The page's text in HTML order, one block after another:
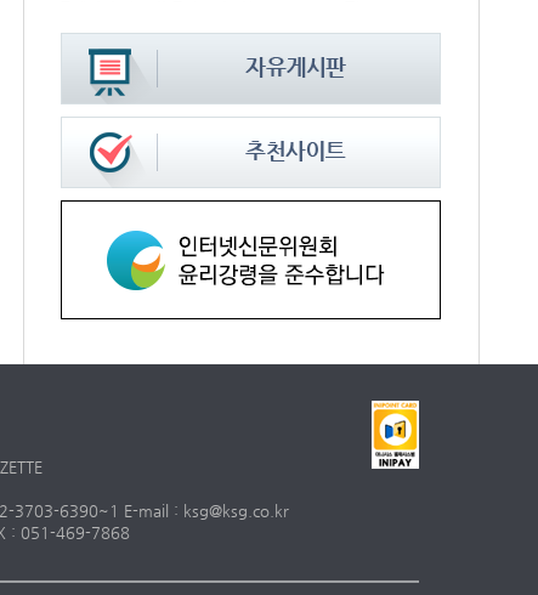
3703-6390~1 E-mail : ksg@ksg.co.kr
: 051-469-7868